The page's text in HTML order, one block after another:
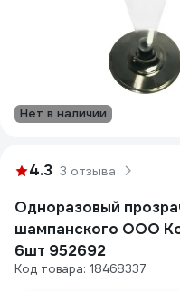
Нет в наличии
4.3 3 отзыва
Одноразовый
шампанского ООО
6шт 952692
Код товара: 18468337